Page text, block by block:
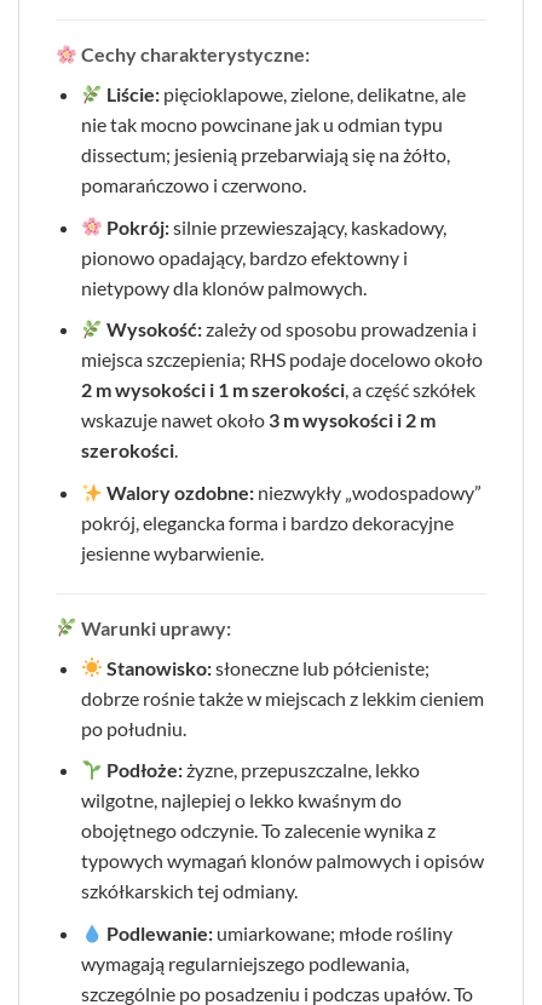
Cechy charakterystyczne:
Liście: pięcioklapowe, zielone, delikatne, ale
nie tak mocno powcinane jak u odmian typu
dissectum; jesienią przebarwiają się na żółto,
pomarańczowo i czerwono.
Pokrój:silnie przewieszający, kaskadowy,
pionowo opadający, bardzo efektowny i
nietypowy dla klonów palmowych.
Wysokość:zależy od sposobu prowadzenia i
miejsca szczepienia; RHS podaje docelowo około
2 m wysokości i 1 m szerokości, a część szkółek
wskazuje nawet około 3 m wysokości i 2 m
szerokości.
Walory ozdobne: niezwykły „wodospadowy”
pokrój, elegancka forma i bardzo dekoracyjne
jesienne wybarwienie.
Warunki uprawy:
Stanowisko:słoneczne lub półcieniste;
dobrze rośnie także w miejscach z lekkim cieniem
po południu.
Podłoże:żyzne, przepuszczalne, lekko
wilgotne, najlepiej o lekko kwaśnym do
obojętnego odczynie. To zalecenie wynika z
typowych wymagań klonów palmowych i opisów
szkółkarskich tej odmiany.
Podlewanie: umiarkowane; młode rośliny
wymagają regularniejszego podlewania,
szczególnie po posadzeniu i podczas upałów. To